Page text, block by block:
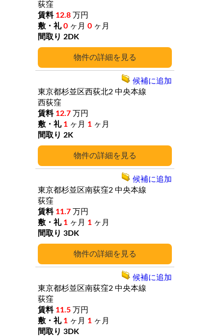
詳細
荻窪
12.8 万円
0 ヶ月 0 ヶ月
2DK
詳細
東京都杉並区西荻北2 中央本線
西荻窪
12.7 万円
1 ヶ月 1 ヶ月
2K
候補に追加
詳細
東京都杉並区南荻窪2 中央本線
荻窪
11.7 万円
1 ヶ月 1 ヶ月
3DK
候補に追加
東京都杉並区南荻窪2 中央本線
荻窪
11.5 万円
1 ヶ月 1 ヶ月
3DK
候補に追加